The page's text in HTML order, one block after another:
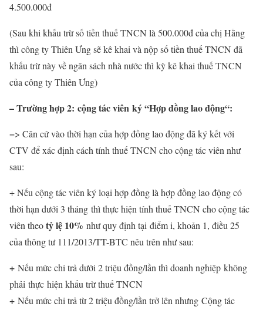
4.500.000đ
(Sau khi khấu trừ số tiền thuế TNCN là 500.000đ của chị Hằng
thì công ty Thiên Ưng sẽ kê khai và nộp số tiền thuế TNCN đã
khấu trừ này về ngân sách nhà nước thì kỳ kê khai thuế TNCN
của công ty Thiên Ưng)
–Trường hợp 2: cộng tác viên ký “Hợp đồng lao động“:
=> Căn cứ vào thời hạn của hợp đồng lao động đã ký kết với
CTV để xác định cách tính thuế TNCN cho cộng tác viên như
sau:
+ Nếu cộng tác viên ký loại hợp đồng là hợp đồng lao động có
thời hạn dưới 3 tháng thì thực hiện tính thuế TNCN cho cộng tác
viên theotỷ lệ 10% như quy định tại điểm i, khoản 1, điều 25
của thông tư 111/2013/TT-BTC nêu trên như sau:
+ Nếu mức chi trả dưới 2 triệu đồng/lần thì doanh nghiệp không
phải thực hiện khấu trừ thuế TNCN
+ Nếu mức chi trả từ 2 triệu đồng/lần trở lên nhưng Cộng tác